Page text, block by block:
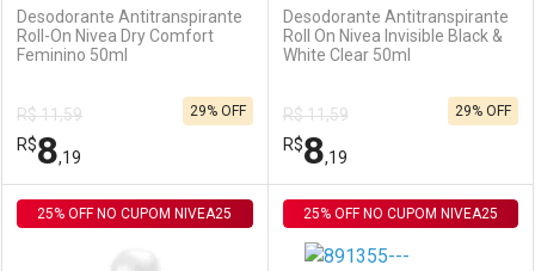
Comprar sem Desconto
Por R$ 29,30/cada
Comprar sem Desconto
Por R$ 29,30/cada
Comprar sem Desconto
Por R$ 99,99/cada
Comprar sem Desconto
Por R$ 99,99/cada
Desodorante Antitranspirante
Roll-On Nivea Dry Comfort
Feminino 50ml
R$ 11,59
R$8,19
29% OFF
FECHAR
FECHAR
Desodorante Antitranspirante
Roll On Nivea Invisible Black &
White Clear 50ml
R$ 11,59
R$8,19
29% OFF
25% OFF NO CUPOM NIVEA25 25% OFF NO CUPOM NIVEA25